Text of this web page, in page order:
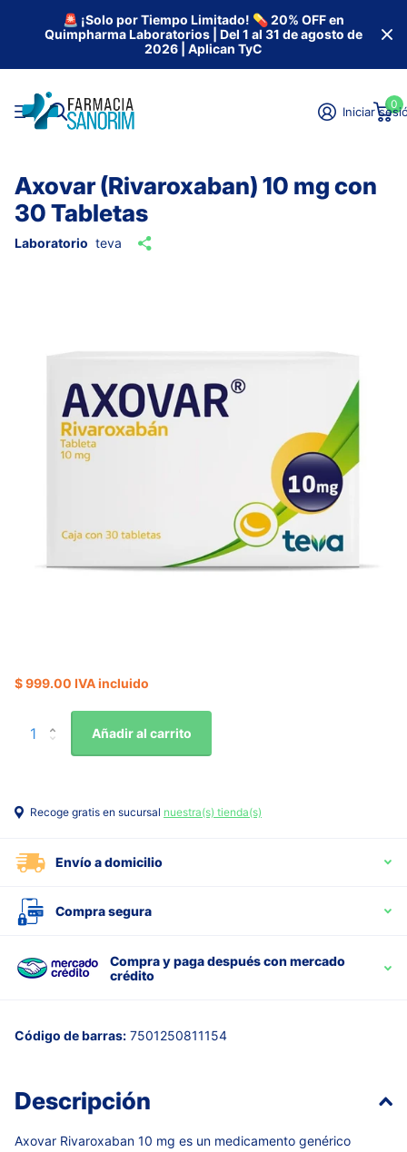
🚨 ¡Solo por Tiempo Limitado! 💊 20% OFF en
Quimpharma Laboratorios | Del 1 al 31 de agosto de
2026 | Aplican TyC
Iniciar
0
Axovar (Rivaroxaban) 10 mg con
30 Tabletas
Laboratorio teva
$ 999.00 IVA incluido
Añadir al carrito
Recoge gratis en sucursal nuestra(s) tienda(s)
Envío a domicilio
Compra segura
Compra y paga después con mercado
crédito
Código de barras: 7501250811154
Descripción
Axovar Rivaroxaban 10 mg es un medicamento genérico